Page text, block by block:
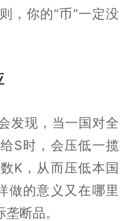
，你的“币”一定没
发现，当一国对全
S时，会压低一揽
K，从而压低本国
做的意义又在哪里
断品。